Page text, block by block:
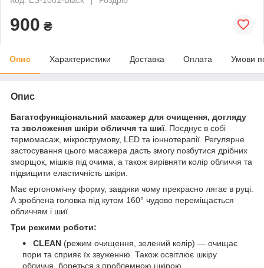
900 ₴
Опис Характеристики Доставка Оплата Умови
Опис
Багатофункціональний масажер для очищення, догляду
та зволоження шкіри обличчя та шиї. Поєднує в собі
термомасаж, мікрострумову, LED та іоннотерапії. Регулярне
застосування цього масажера дасть змогу позбутися дрібних
зморщок, мішків під очима, а також вирівняти колір обличчя та
підвищити еластичність шкіри.
Має ергономічну форму, завдяки чому прекрасно лягає в руці.
А зроблена головка під кутом 160° чудово переміщається
обличчям і шиї.
Три режими роботи:
CLEAN (режим очищення, зелений колір) — очищає
пори та сприяє їх звуженню. Також освітлює шкіру
обличчя, бореться з проблемною шкірою.